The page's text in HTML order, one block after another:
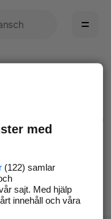
avhjälpa det.
och försök igen
med
(122) samlar
sajt. Med hjälp
innehåll och våra